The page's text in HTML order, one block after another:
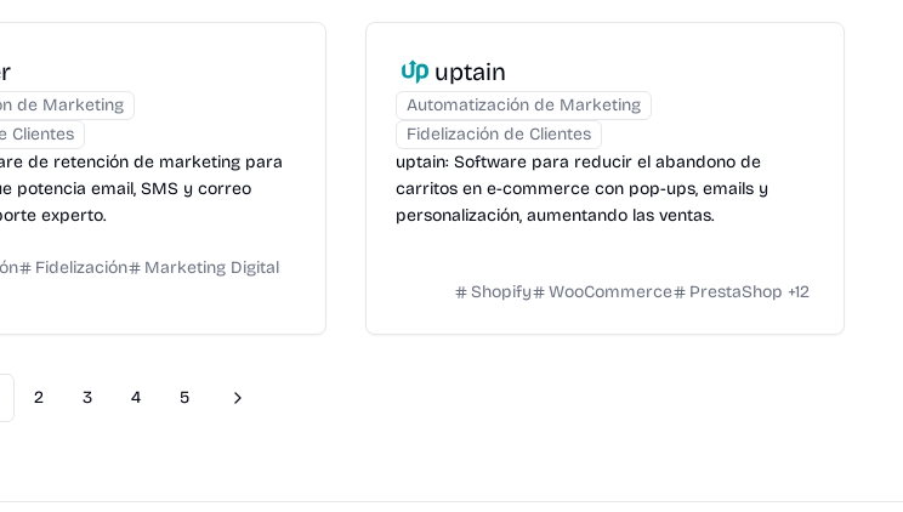
de Marketing
Clientes
de retención de marketing para
potencia email, SMS y correo
experto.
Fidelización
Marketing Digital
uptain
Automatización de Marketing
Fidelización de Clientes
uptain: Software para reducir el abandono de
carritos en e-commerce con pop-ups, emails y
personalización, aumentando las ventas.
Shopify WooCommerce PrestaShop +12
2 3 4 5 Next